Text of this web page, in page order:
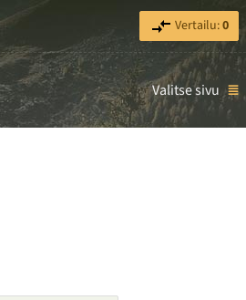
Vertailu:0
Valitse sivu